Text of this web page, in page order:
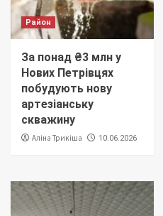
Район
За понад ₴3 млн у
Нових Петрівцях
побудують нову
артезіанську
скважину
Аліна Трикіша 10.06.2026